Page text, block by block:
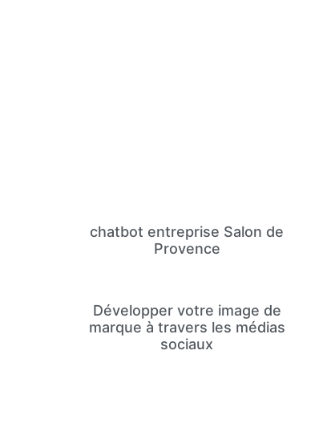
chatbot entreprise Salon de
Provence
Développer votre image de
marque à travers les médias
sociaux